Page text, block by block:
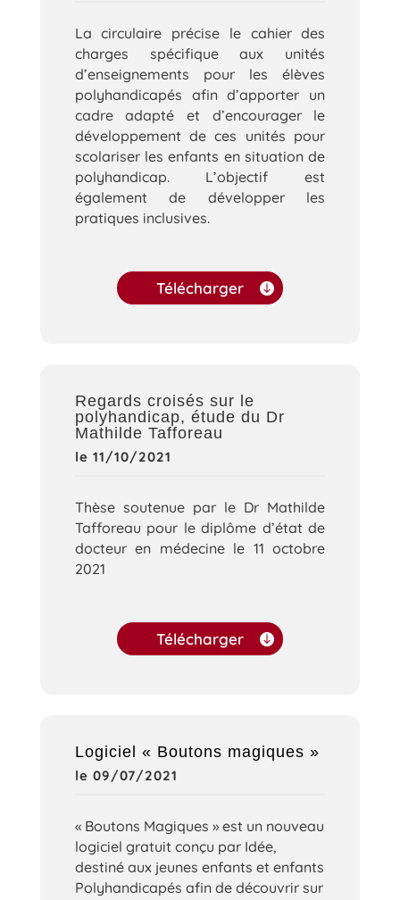
La circulaire précise le cahier des
charges spécifique aux unités
d’enseignements pour les élèves
polyhandicapés afin d’apporter un
cadre adapté et d’encourager le
développement de ces unités pour
scolariser les enfants en situation de
polyhandicap. L’objectif est
également de développer les
pratiques inclusives.
Télécharger
Regards croisés sur le
polyhandicap, étude du Dr
Mathilde Tafforeau
le 11/10/2021
Thèse soutenue par le Dr Mathilde
Tafforeau pour le diplôme d’état de
docteur en médecine le 11 octobre
2021
Télécharger
Logiciel « Boutons magiques »
le 09/07/2021
« Boutons Magiques » est un nouveau
logiciel gratuit conçu par Idée,
destiné aux jeunes enfants et enfants
Polyhandicapés afin de découvrir sur